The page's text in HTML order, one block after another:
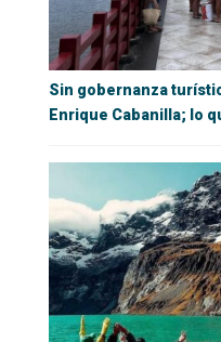
Sin gobernanza
Enrique Cabanilla; lo